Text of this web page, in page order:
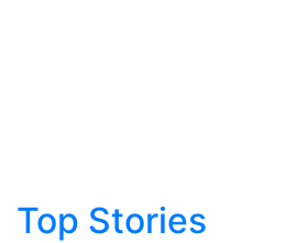
Top Stories